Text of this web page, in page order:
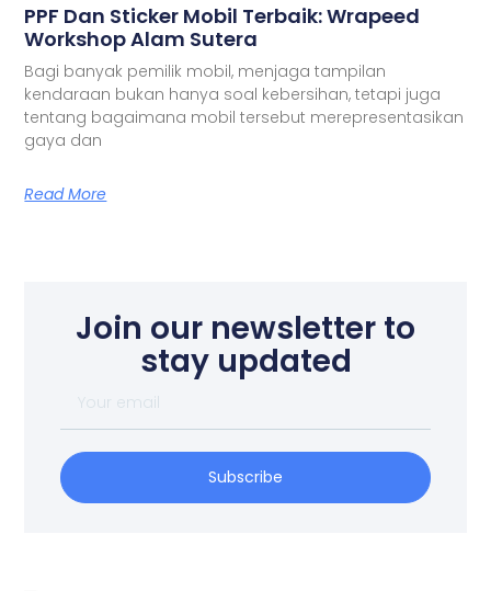
PPF Dan Sticker Mobil Terbaik: Wrapeed
Workshop Alam Sutera
Bagi banyak pemilik mobil, menjaga tampilan
kendaraan bukan hanya soal kebersihan, tetapi juga
tentang bagaimana mobil tersebut merepresentasikan
gaya dan
Read More
Join our newsletter to
stay updated
email
Subscribe